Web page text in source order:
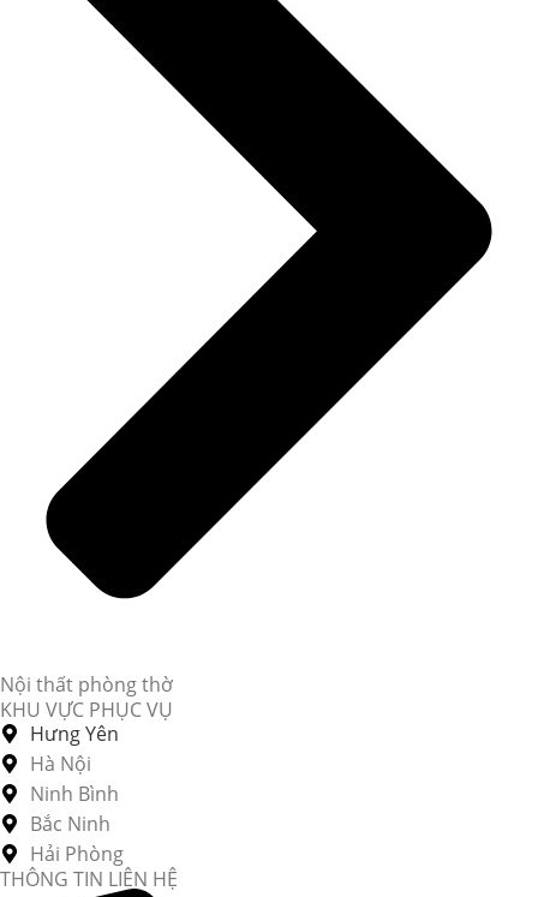
Nội thất phòng thờ
KHU VỰC PHỤC VỤ
Hưng Yên
Hà Nội
Ninh Bình
Bắc Ninh
Hải Phòng
THÔNG TIN LIÊN HỆ